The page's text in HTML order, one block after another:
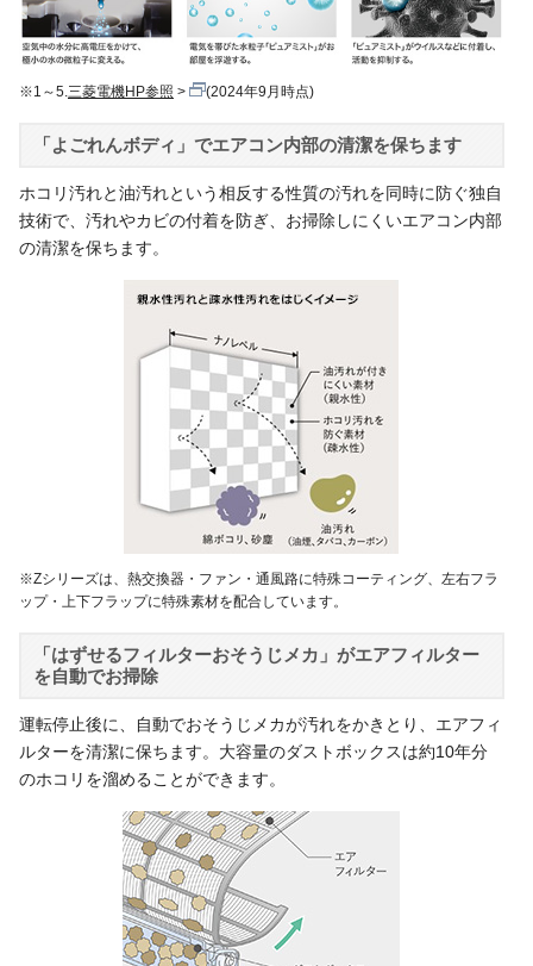
※1～5. 三菱電機HP参照 (2024年9月時点)
「よごれんボディ」でエアコン内部の清潔を保ちます
ホコリ汚れと油汚れという相反する性質の汚れを同時に防ぐ独自
技術で、汚れやカビの付着を防ぎ、お掃除しにくいエアコン内部
の清潔を保ちます。
※Zシリーズは、熱交換器・ファン・通風路に特殊コーティング、左右フラ
ップ・上下フラップに特殊素材を配合しています。
「はずせるフィルターおそうじメカ」がエアフィルター
を自動でお掃除
運転停止後に、自動でおそうじメカが汚れをかきとり、エアフィ
ルターを清潔に保ちます。大容量のダストボックスは約10年分
のホコリを溜めることができます。